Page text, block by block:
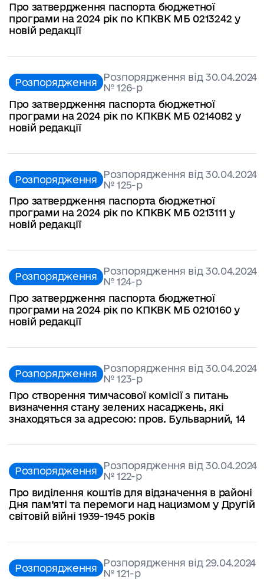
Про затвердження паспорта бюджетної
програми на 2024 рік по КПКВК МБ 0213242 у
новій редакції
Розпорядження Розпорядження від 30.04.2024
№ 126-р
Про затвердження паспорта бюджетної
програми на 2024 рік по КПКВК МБ 0214082 у
новій редакції
Розпорядження Розпорядження від 30.04.2024
№ 125-р
Про затвердження паспорта бюджетної
програми на 2024 рік по КПКВК МБ 0213111 у
новій редакції
Розпорядження Розпорядження від 30.04.2024
№ 124-р
Про затвердження паспорта бюджетної
програми на 2024 рік по КПКВК МБ 0210160 у
новій редакції
Розпорядження Розпорядження від 30.04.2024
№ 123-р
Про створення тимчасової комісії з питань
визначення стану зелених насаджень, які
знаходяться за адресою: пров. Бульварний, 14
Розпорядження Розпорядження від 30.04.2024
№ 122-р
Про виділення коштів для відзначення в районі
Дня пам’яті та перемоги над нацизмом у Другій
світовій війні 1939-1945 років
Розпорядження Розпорядження від 29.04.2024
№ 121-р